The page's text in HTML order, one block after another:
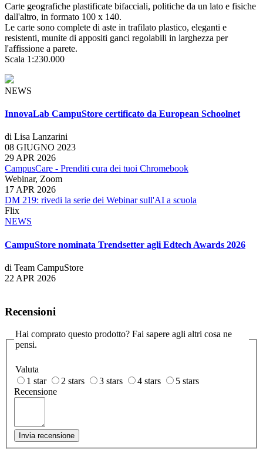
Carte geografiche plastificate bifacciali, politiche da un lato e fisiche
dall'altro, in formato 100 x 140.
Le carte sono complete di aste in trafilato plastico, eleganti e
resistenti, munite di appositi ganci regolabili in larghezza per
l'affissione a parete.
Scala 1:230.000
NEWS
InnovaLab CampuStore certificato da European Schoolnet
di Lisa Lanzarini
08 GIUGNO 2023
29 APR 2026
CampusCare - Prenditi cura dei tuoi Chromebook
Webinar, Zoom
17 APR 2026
DM 219: rivedi la serie dei Webinar sull'AI a scuola
Flix
NEWS
CampuStore nominata Trendsetter agli Edtech Awards 2026
di Team CampuStore
22 APR 2026
Recensioni
Hai comprato questo prodotto? Fai sapere agli altri cosa ne
pensi.
Valuta
1 star
2 stars 3 stars 4 stars
5 stars
Recensione
Invia recensione